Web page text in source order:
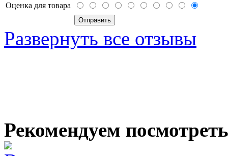
Оценка для товара
Развернуть все отзывы
Рекомендуем посмотреть